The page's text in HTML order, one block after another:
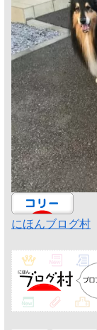
にほんブログ村